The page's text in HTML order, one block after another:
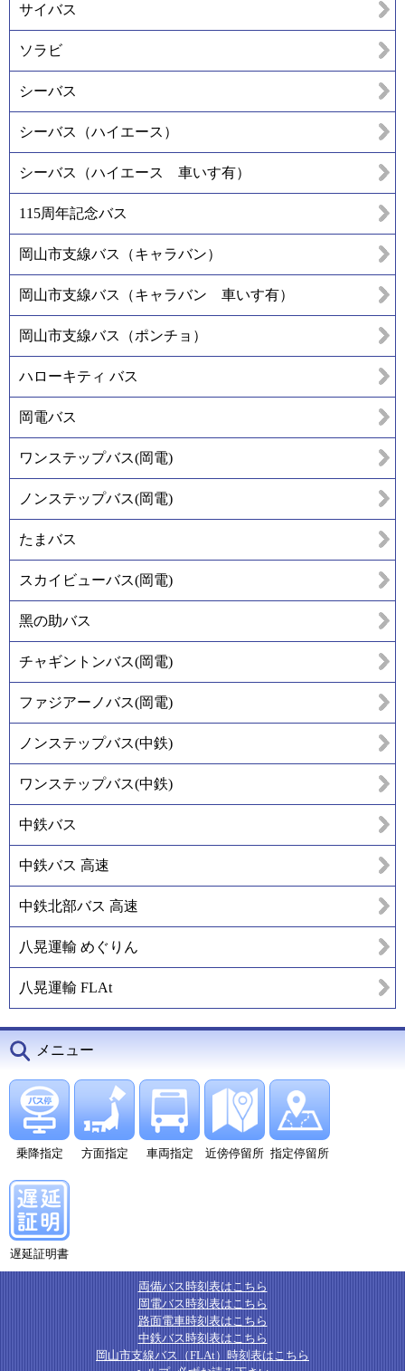
サイバス
ソラビ
シーバス
シーバス（ハイエース）
シーバス（ハイエース 車いす有）
115周年記念バス
岡山市支線バス（キャラバン）
岡山市支線バス（キャラバン 車いす有）
岡山市支線バス（ポンチョ）
ハローキティ バス
岡電バス
ワンステップバス(岡電)
ノンステップバス(岡電)
たまバス
スカイビューバス(岡電)
黑の助バス
チャギントンバス(岡電)
ファジアーノバス(岡電)
ノンステップバス(中鉄)
ワンステップバス(中鉄)
中鉄バス
中鉄バス 高速
中鉄北部バス 高速
八晃運輸 めぐりん
八晃運輸 FLAt
メニュー
乗降指定 方面指定 車両指定 近傍停留所 指定停留所
遅延証明書
両備バス時刻表はこちら
岡電バス時刻表はこちら
路面電車時刻表はこちら
中鉄バス時刻表はこちら
岡山市支線バス（FLAt）時刻表はこちら